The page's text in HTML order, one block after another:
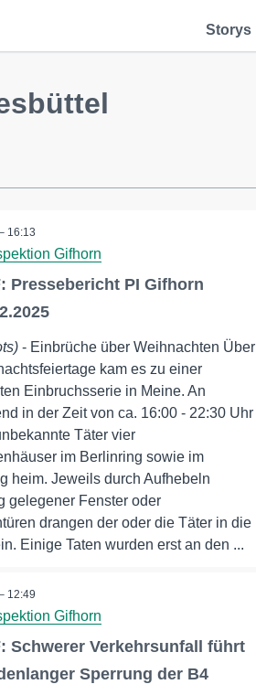
Storys
16:13
Gifhorn
Pressebericht PI Gifhorn
- Einbrüche über Weihnachten Über
kam es zu einer
Einbruchsserie in Meine. An
in der Zeit von ca. 16:00 - 22:30 Uhr
Täter vier
im Berlinring sowie im
heim. Jeweils durch Aufhebeln
gelegener Fenster oder
drangen der oder die Täter in die
Einige Taten wurden erst an den ...
12:49
Gifhorn
Schwerer Verkehrsunfall führt
Sperrung der B4